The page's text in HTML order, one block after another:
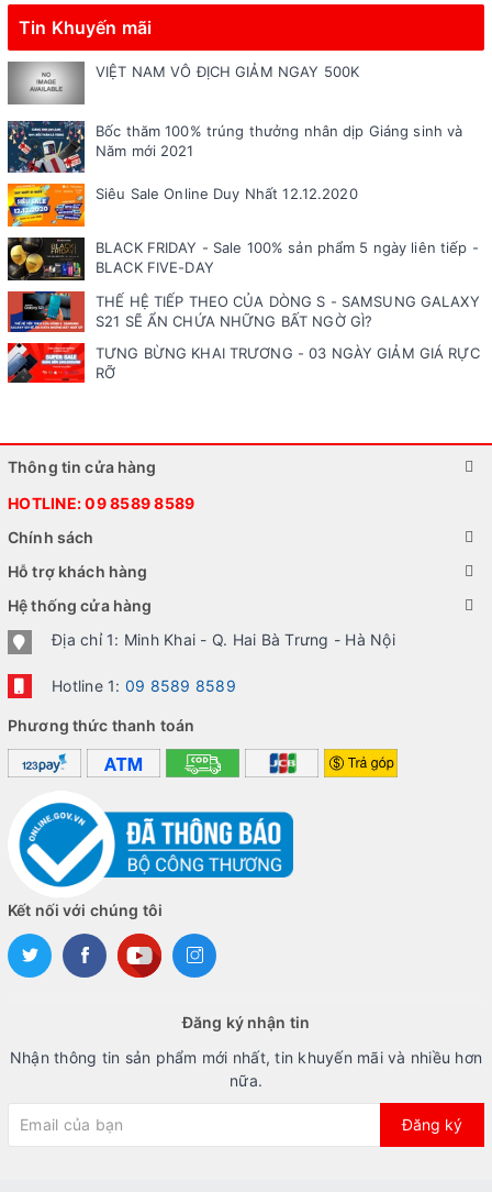
Tin Khuyến mãi
VIỆT NAM VÔ ĐỊCH GIẢM NGAY 500K
Bốc thăm 100% trúng thưởng nhân dịp Giáng sinh và
Năm mới 2021
Siêu Sale Online Duy Nhất 12.12.2020
BLACK FRIDAY - Sale 100% sản phẩm 5 ngày liên tiếp -
BLACK FIVE-DAY
THẾ HỆ TIẾP THEO CỦA DÒNG S - SAMSUNG GALAXY
S21 SẼ ẨN CHỨA NHỮNG BẤT NGỜ GÌ?
TƯNG BỪNG KHAI TRƯƠNG - 03 NGÀY GIẢM GIÁ RỰC
RỠ
Thông tin cửa hàng
HOTLINE:09 8589 8589
Chính sách
Hỗ trợ khách hàng
Hệ thống cửa hàng
Địa chỉ 1: Minh Khai - Q. Hai Bà Trưng - Hà Nội
Hotline 1: 09 8589 8589
Phương thức thanh toán
Kết nối với chúng tôi
Đăng ký nhận tin
Nhận thông tin sản phẩm mới nhất, tin khuyến mãi và nhiều hơn
nữa.
Đăng ký